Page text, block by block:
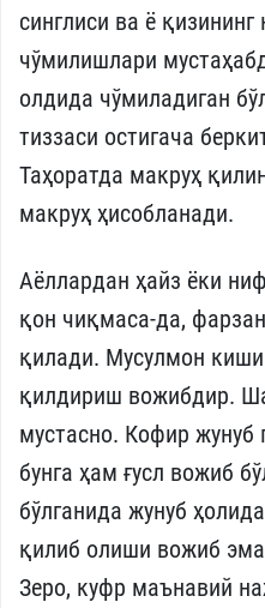
синглиси ва ё
чўмилишлари
олдида чўмиладиган
тиззаси остигача
Таҳоратда макруҳ
макруҳ ҳисобланади.
Аёллардан ҳайз ёки
қон чиқмаса-да,
қилади. Мусулмон киши
қилдириш вожибдир.
мустасно. Кофир жунуб
бунга ҳам ғусл вожиб
бўлганида жунуб
қилиб олиши вожиб
Зеро, куфр маънавий